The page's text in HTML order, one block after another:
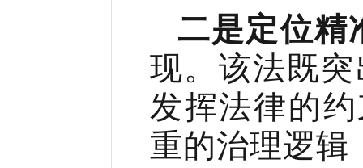
二是定位精
现。该法既
发挥法律的
重的治理逻辑